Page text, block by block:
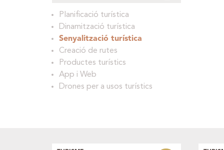
Planificació turística
Dinamització turística
Senyalització turística
Creació de rutes
Productes turístics
App i Web
Drones per a usos turístics